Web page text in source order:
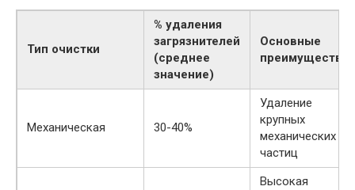
Тип очистки
% удаления
загрязнителей
(среднее
значение)
Основные
преимущества
Механическая 30-40%
Удаление
крупных
механических
частиц
Высокая